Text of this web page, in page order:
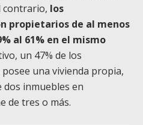
contrario, los
propietarios de al menos
al 61% en el mismo
un 47% de los
una vivienda propia,
dos inmuebles en
de tres o más.